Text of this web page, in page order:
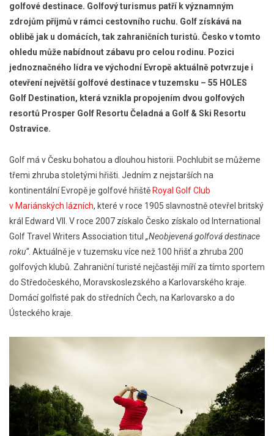
golfové destinace. Golfový turismus patří k významným
zdrojům příjmů v rámci cestovního ruchu. Golf získává na
oblibě jak u domácích, tak zahraničních turistů. Česko v tomto
ohledu může nabídnout zábavu pro celou rodinu. Pozici
jednoznačného lídra ve východní Evropě aktuálně potvrzuje i
otevření největší golfové destinace v tuzemsku – 55 HOLES
Golf Destination, která vznikla propojením dvou golfových
resortů Prosper Golf Resortu Čeladná a Golf & Ski Resortu
Ostravice.
Golf má v Česku bohatou a dlouhou historii. Pochlubit se můžeme
třemi zhruba stoletými hřišti. Jedním z nejstarších na
kontinentální Evropě je golfové hřiště Royal Golf Club
v Mariánských lázních, které v roce 1905 slavnostně otevřel britský
král Edward VII. V roce 2007 získalo Česko získalo od International
Golf Travel Writers Association titul „Neobjevená golfová destinace
roku“. Aktuálně je v tuzemsku více než 100 hřišť a zhruba 200
golfových klubů. Zahraniční turisté nejčastěji míří za tímto sportem
do Středočeského, Moravskoslezského a Karlovarského kraje.
Domácí golfisté pak do středních Čech, na Karlovarsko a do
Ústeckého kraje.